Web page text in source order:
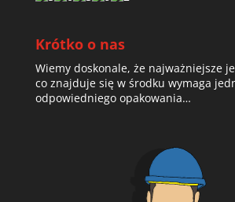
Krótko o nas
Wiemy doskonale, że najważniejsze
co znajduje się w środku wymaga
odpowiedniego opakowania…